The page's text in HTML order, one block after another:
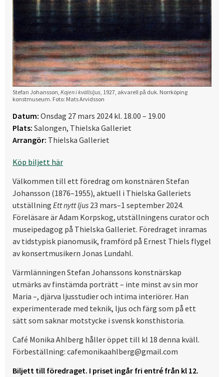
Stefan Johansson, Kajen i kvällsljus, 1927, akvarell på duk. Norrköping
konstmuseum. Foto: Mats Arvidsson
Datum: Onsdag 27 mars 2024 kl. 18.00 – 19.00
Plats: Salongen, Thielska Galleriet
Arrangör: Thielska Galleriet
Köp biljett här
Välkommen till ett föredrag om konstnären Stefan
Johansson (1876–1955), aktuell i Thielska Galleriets
utställning Ett nytt ljus 23 mars–1 september 2024.
Föreläsare är Adam Korpskog, utställningens curator och
museipedagog på Thielska Galleriet. Föredraget inramas
av tidstypisk pianomusik, framförd på Ernest Thiels flygel
av konsertmusikern Jonas Lundahl.
Värmlänningen Stefan Johanssons konstnärskap
utmärks av finstämda porträtt – inte minst av sin mor
Maria –, djärva ljusstudier och intima interiörer. Han
experimenterade med teknik, ljus och färg som på ett
sätt som saknar motstycke i svensk konsthistoria.
Café Monika Ahlberg håller öppet till kl 18 denna kväll.
Förbeställning: cafemonikaahlberg@gmail.com
Biljett till föredraget. I priset ingår fri entré från kl 12.